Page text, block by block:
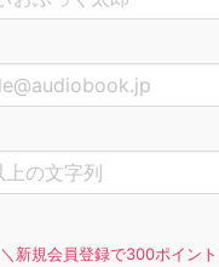
＼新規会員登録で300ポイン